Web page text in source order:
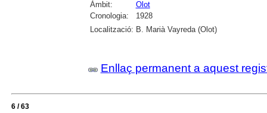
Àmbit:
Olot
Cronologia:
1928
Localització: B. Marià Vayreda (Olot)
Enllaç permanent a aquest
6 / 63